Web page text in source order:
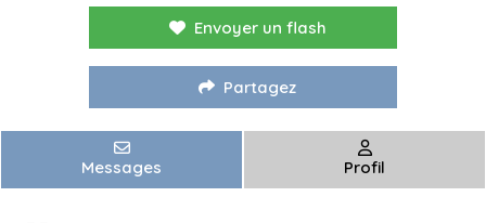
Envoyer un flash
Partagez
Messages Profil